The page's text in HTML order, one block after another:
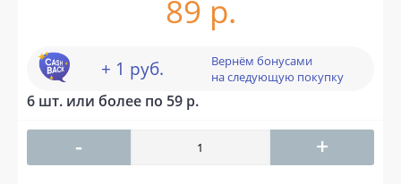
89 р.
+ 1 руб.
Вернём бонусами
на следующую покупку
6 шт. или более по 59 р.
- +